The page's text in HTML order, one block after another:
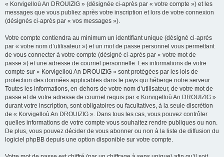
« Korvigelloù An DROUIZIG » (désignée ci-après par « votre compte ») et les
messages que vous publiez après votre inscription et lors de votre connexion
(désignés ci-après par « vos messages »).
Votre compte contiendra au minimum un identifiant unique (désigné ci-après
par « votre nom d’utilisateur ») et un mot de passe personnel vous permettant
de vous connecter à votre compte (désigné ci-après par « votre mot de
passe ») et une adresse de courriel personnelle. Les informations de votre
compte sur « Korvigelloù An DROUIZIG » sont protégées par les lois de
protection des données applicables dans le pays qui héberge notre serveur.
Toutes les informations, en-dehors de votre nom d’utilisateur, de votre mot de
passe et de votre adresse de courriel requis par « Korvigelloù An DROUIZIG »
durant votre inscription, sont obligatoires ou facultatives, à la seule discrétion
de « Korvigelloù An DROUIZIG ». Dans tous les cas, vous pouvez contrôler
quelles informations de votre compte vous souhaitez rendre publiques ou non.
De plus, vous pouvez décider de vous abonner ou non à la liste de diffusion du
logiciel phpBB depuis une option disponible sur votre compte.